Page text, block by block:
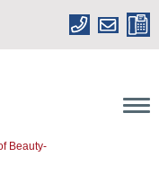
Beauty-